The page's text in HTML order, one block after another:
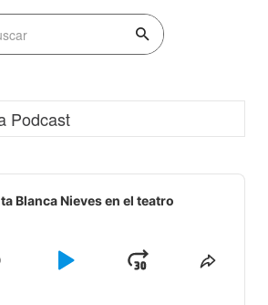
Podcast
Blanca Nieves en el teatro
Play
JumpShare